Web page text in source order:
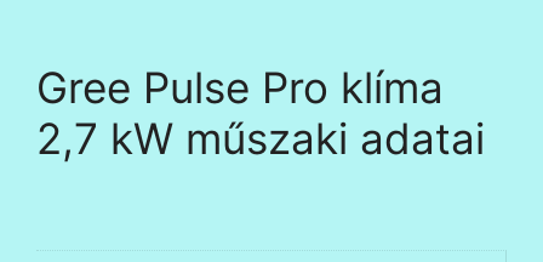
Gree Pulse Pro klíma
2,7 kW műszaki adatai